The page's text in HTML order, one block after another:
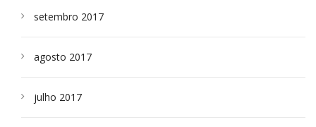
setembro 2017
agosto 2017
julho 2017